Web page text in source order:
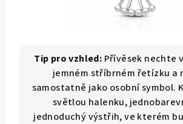
Tip pro vzhled: Přívěsek nechte
jemném stříbrném řetízku a
samostatně jako osobní symbol.
světlou halenku,
jednoduchý výstřih, ve kterém